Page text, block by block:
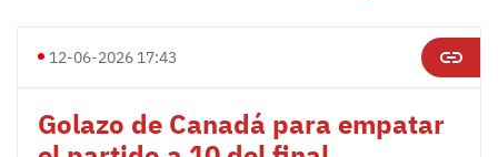
12-06-2026 17:43
Golazo de Canadá para empatar